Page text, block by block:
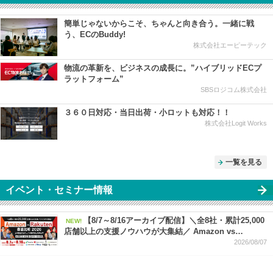
簡単じゃないからこそ、ちゃんと向き合う。一緒に戦
う、ECのBuddy!
株式会社エーピーテック
物流の革新を、ビジネスの成長に。”ハイブリッドECプ
ラットフォーム”
SBSロジコム株式会社
３６０日対応・当日出荷・小ロットも対応！！
株式会社Logit Works
一覧を見る
イベント・セミナー情報
NEW!
【8/7～8/16アーカイブ配信】＼全8社・累計25,000
店舗以上の支援ノウハウが大集結／ Amazon vs
Rakuten 徹底比較 2026 ー 上半期振り返り＆下半期で売
2026/08/07